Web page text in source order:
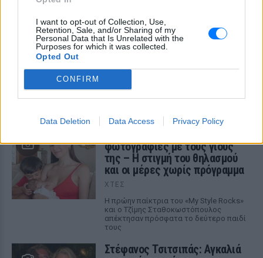
I want to opt-out of Collection, Use,
Retention, Sale, and/or Sharing of my
Personal Data that Is Unrelated with the
Purposes for which it was collected.
Opted Out
CONFIRM
Data Deletion Data Access Privacy Policy
Διακοπές στη Μύκονο για τη
Βάλια Χατζηθεοδώρου ‑ οι
φωτογραφίες με μαγιό στην
ΧΤΕΣ
Μέσα από ανάρτηση στο Instagram
φωτογραφίες με τους γιους
της – Η στιγμή του θηλασμού
και οι μέρες χωρίς πρόγραμμα
ΧΤΕΣ
Η πρώην παίκτρια του «My Style Rocks»
και ο Τζίμης Σταθοκωστόπουλος
απέκτησαν πρόσφατα το δεύτερο παιδί
τους
Στέφανος Τσιτσιπάς: Αγκαλιά